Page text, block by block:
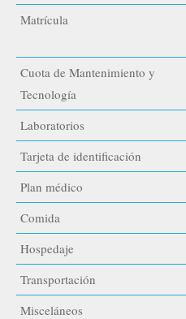
Matrícula
Cuota de Mantenimiento y
Tecnología
Laboratorios
Tarjeta de identificación
Plan médico
Comida
Hospedaje
Transportación
Misceláneos